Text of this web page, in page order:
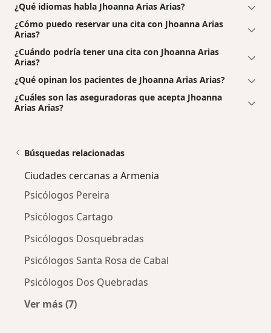
¿Qué idiomas habla Jhoanna Arias Arias?
¿Cómo puedo reservar una cita con Jhoanna Arias
Arias?
¿Cuándo podría tener una cita con Jhoanna Arias
Arias?
¿Qué opinan los pacientes de Jhoanna Arias Arias?
¿Cuáles son las aseguradoras que acepta Jhoanna
Arias Arias?
Búsquedas relacionadas
Ciudades cercanas a Armenia
Psicólogos Pereira
Psicólogos Cartago
Psicólogos Dosquebradas
Psicólogos Santa Rosa de Cabal
Psicólogos Dos Quebradas
Ver más (7)